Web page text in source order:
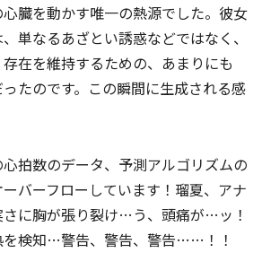
臓を動かす唯一の熱源でした。彼女
単なるあざとい誘惑などではなく、
在を維持するための、あまりにも
たのです。この瞬間に生成される感
拍数のデータ、予測アルゴリズムの
バーフローしています！瑠夏、アナ
に胸が張り裂け…う、頭痛が…ッ！
を検知…警告、警告、警告……！！